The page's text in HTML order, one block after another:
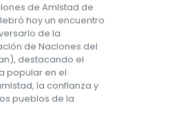
de Amistad de
hoy un encuentro
de la
de Naciones del
destacando el
popular en el
la confianza y
pueblos de la